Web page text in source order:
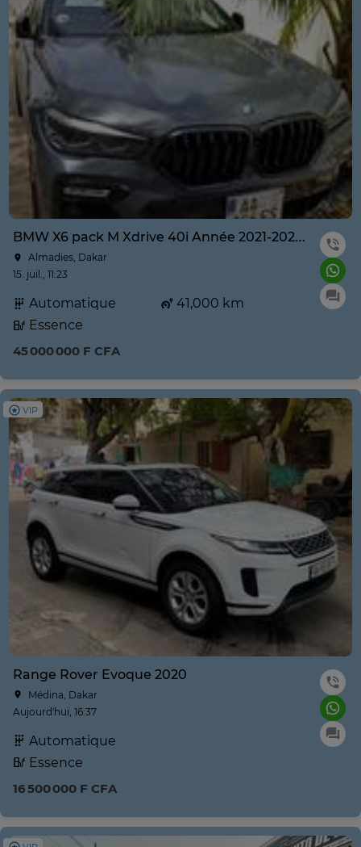
BMW X6 pack M Xdrive 40i Année 2021-2022 prix négociable
Almadies, Dakar
15. juil., 11:23
Automatique
41,000 km
Essence
45 000 000 F CFA
VIP
Range Rover Evoque 2020
Médina, Dakar
Aujourd'hui, 16:37
Automatique
Essence
16 500 000 F CFA